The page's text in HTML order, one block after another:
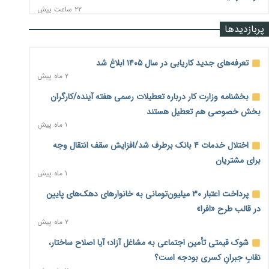
۲۲ ساعت پیش
رشد ۷۵ هزار میلیاردی بازار خرید اعتباری؛ فین‌تک‌ها وارد میدان
۲۳ ساعت پیش
آغاز اجرای پایلوت «ردا کارت» برای دانشجویان تحصیلات تکمیلی
محدودیت تازه برای شبکه بانکی؛ افزایش سپرده قانونی با هدف
کنترل تورم
ترمز تولید خودرو کشیده شد؛ افت ۲۵ درصدی تیراژ ایران‌خودرو،
سایپا و پارس‌خودرو
بنگاه‌داری بانک‌ها؛ مانع بزرگ خانه‌دار شدن مستأجران
پربازدیدها
تعرفه‌های جدید کاریابی در سال ۱۴۰۵ ابلاغ شد
۲ ماه پیش
بخشنامه وزارت کار درباره تعطیلات رسمی هفته آینده/کارگران
بخش خصوصی هم تعطیل هستند
۱ ماه پیش
اختلال خدمات ۴ بانک برطرف شد/افزایش سقف انتقال وجه
برای مشتریان
۱ ماه پیش
پرداخت اعتبار ۳۰ میلیون‌تومانی به خانوارهای دهک‌های پایین
در قالب طرح «افرا»
۲ ماه پیش
شوک قیمتی تأمین اجتماعی به مشاغل آزاد؛ آیا اصلاح ساختار،
نقابِ جبرانِ کسری بودجه است؟